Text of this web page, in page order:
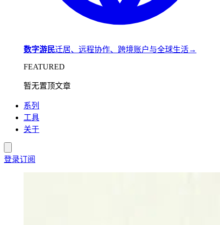
数字游民迁居、远程协作、跨境账户与全球生活→
FEATURED
暂无置顶文章
系列
工具
关于
登录订阅